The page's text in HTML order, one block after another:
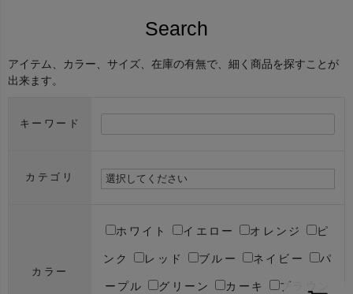
Search
アイテム、カラー、サイズ、在庫の有無で、細く商品を探すことが
出来ます。
キーワード
カテゴリ
カラー
ホワイト イエロー オレンジ ピ
ンク レッド ブルー ネイビー パ
ープル グリーン カーキ ブラウン